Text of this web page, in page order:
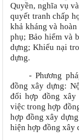
Quyền, nghĩa vụ
quyết tranh chấp
khả kháng và
phụ;Bảo hiểm và
dựng;Khiếu nại
dựng.
- Phương
đồng xây dựng:
đổi hợp đồng
việc trong hợp
hợp đồng xây
hiện hợp đồng xây